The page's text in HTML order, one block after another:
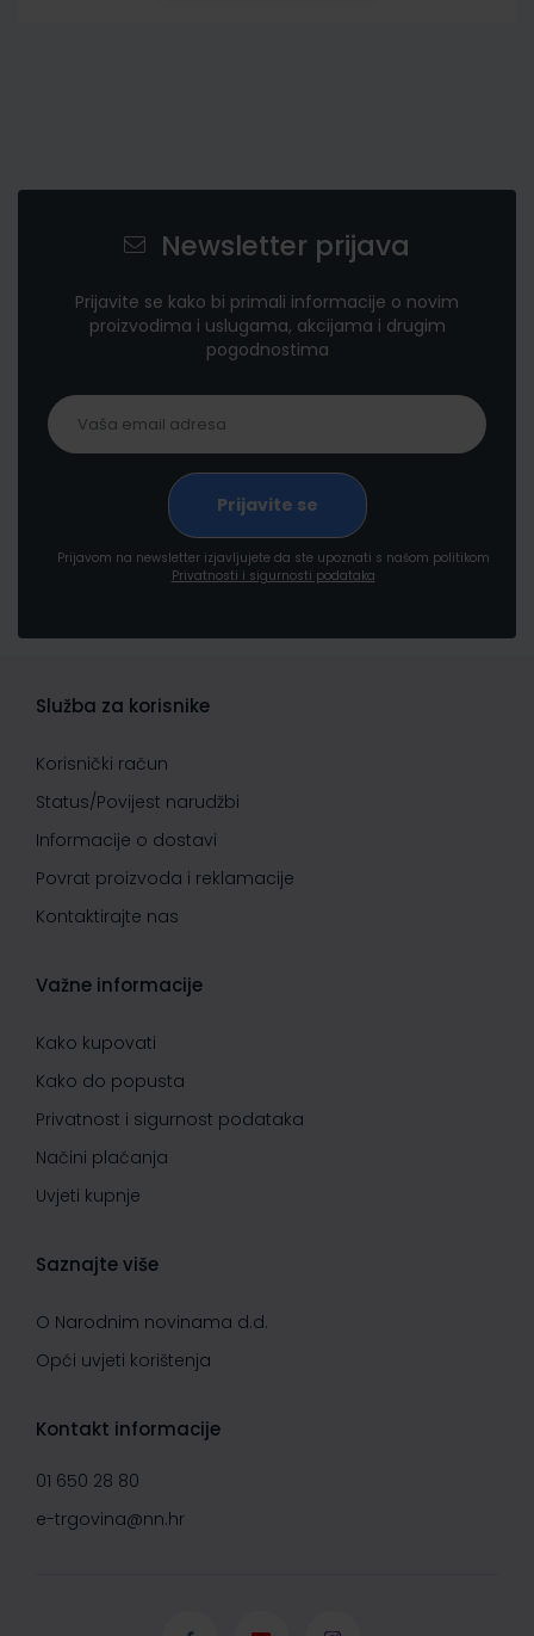
Newsletter prijava
Prijavite se kako bi primali informacije o novim
proizvodima i uslugama, akcijama i drugim
pogodnostima
Prijavom na newsletter izjavljujete da ste upoznati s našom politikom
Privatnosti i sigurnosti podataka
Služba za korisnike
Korisnički račun
Status/Povijest narudžbi
Informacije o dostavi
Povrat proizvoda i reklamacije
Kontaktirajte nas
Važne informacije
Kako kupovati
Kako do popusta
Privatnost i sigurnost podataka
Načini plaćanja
Uvjeti kupnje
Saznajte više
O Narodnim novinama d.d.
Opći uvjeti korištenja
Kontakt informacije
01 650 28 80
e-trgovina@nn.hr